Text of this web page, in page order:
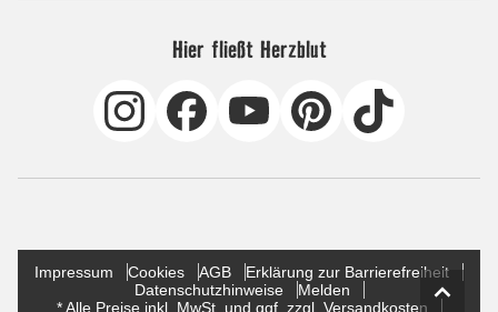
Hier fließt Herzblut
Impressum Cookies AGB
Erklärung zur Barrierefreiheit
Datenschutzhinweise
Melden
* Alle Preise inkl. MwSt. und ggf. zzgl. Versandkosten